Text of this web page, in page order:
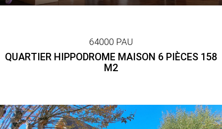
64000 PAU
QUARTIER HIPPODROME MAISON 6 PIÈCES 158
M2